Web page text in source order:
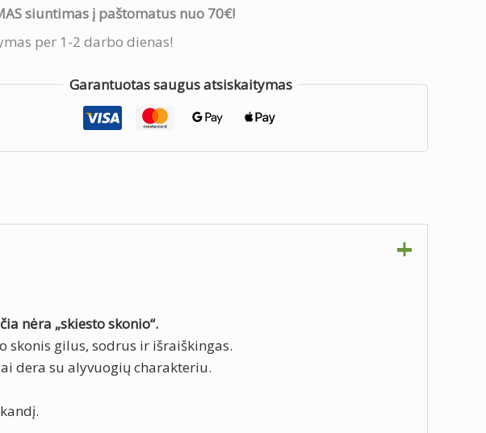
siuntimas į paštomatus nuo 70€!
per 1-2 darbo dienas!
Garantuotas saugus atsiskaitymas
čia nėra „skiesto skonio“.
skonis gilus, sodrus ir išraiškingas.
dera su alyvuogių charakteriu.